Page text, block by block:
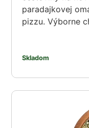
paradajkovej
pizzu. Výborne
Skladom